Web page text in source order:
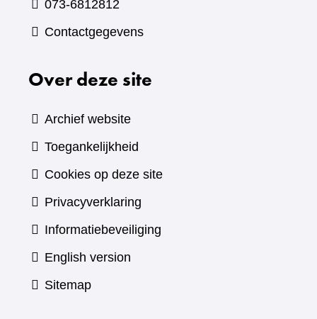
073-6812812
Contactgegevens
Over deze site
Archief website
Toegankelijkheid
Cookies op deze site
Privacyverklaring
Informatiebeveiliging
English version
Sitemap